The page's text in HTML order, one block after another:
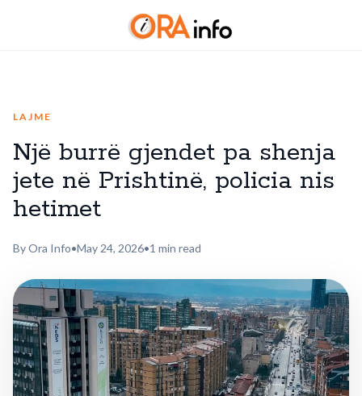
LAJME
Një burrë gjendet pa shenja
jete në Prishtinë, policia nis
hetimet
By Ora Info•May 24, 2026•1 min read